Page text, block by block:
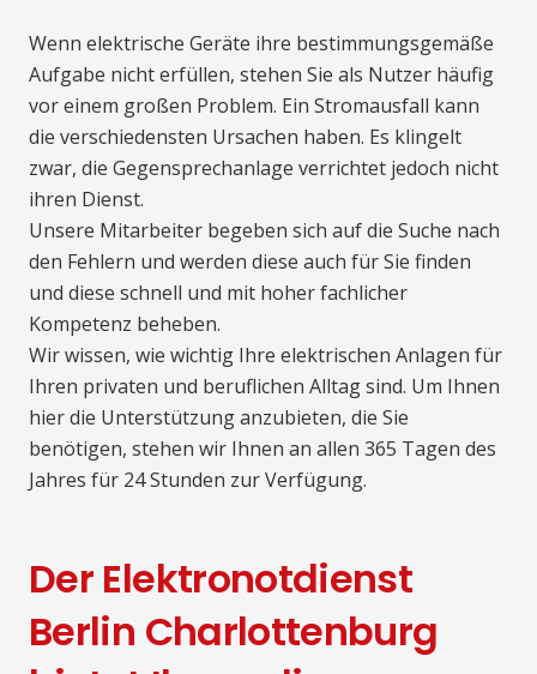
Wenn elektrische Geräte ihre bestimmungsgemäße
Aufgabe nicht erfüllen, stehen Sie als Nutzer häufig
vor einem großen Problem. Ein Stromausfall kann
die verschiedensten Ursachen haben. Es klingelt
zwar, die Gegensprechanlage verrichtet jedoch nicht
ihren Dienst.
Unsere Mitarbeiter begeben sich auf die Suche nach
den Fehlern und werden diese auch für Sie finden
und diese schnell und mit hoher fachlicher
Kompetenz beheben.
Wir wissen, wie wichtig Ihre elektrischen Anlagen für
Ihren privaten und beruflichen Alltag sind. Um Ihnen
hier die Unterstützung anzubieten, die Sie
benötigen, stehen wir Ihnen an allen 365 Tagen des
Jahres für 24 Stunden zur Verfügung.
Der Elektronotdienst
Berlin Charlottenburg